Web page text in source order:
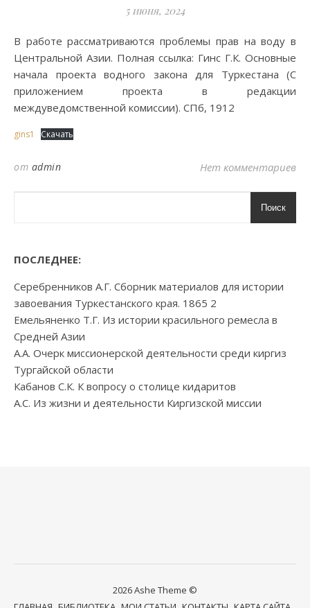
5 июня, 2024
В работе рассматриваются проблемы прав на воду в
Центральной Азии. Полная ссылка: Гинс Г.К. Основные
начала проекта водного закона для Туркестана (С
приложением проекта в редакции
междуведомственной комиссии). СПб, 1912
gins1 Скачать
от admin Нет комментариев
Поиск
ПОСЛЕДНЕЕ:
Серебренников А.Г. Сборник материалов для истории
завоевания Туркестанского края. 1865 2
Емельяненко Т.Г. Из истории красильного ремесла в
Средней Азии
А.А. Очерк миссионерской деятельности среди киргиз
Тургайской области
Кабанов С.К. К вопросу о столице кидаритов
А.С. Из жизни и деятельности Киргизской миссии
2026 Ashe Theme ©